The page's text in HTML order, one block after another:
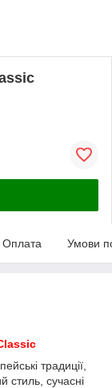
Оплата Умови
традиції,
стиль, сучасні